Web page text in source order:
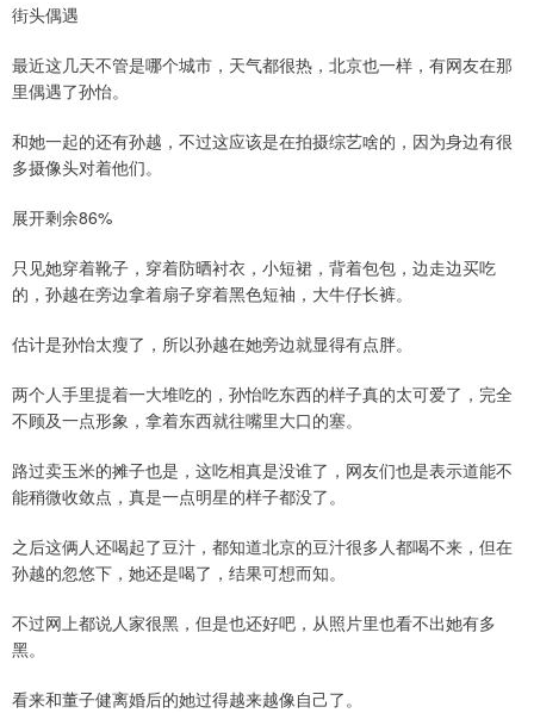
街头偶遇
最近这几天不管是哪个城市，天气都很热，北京也一样，有网友在那
里偶遇了孙怡。
和她一起的还有孙越，不过这应该是在拍摄综艺啥的，因为身边有很
多摄像头对着他们。
展开剩余86%
只见她穿着靴子，穿着防晒衬衣，小短裙，背着包包，边走边买吃
的，孙越在旁边拿着扇子穿着黑色短袖，大牛仔长裤。
估计是孙怡太瘦了，所以孙越在她旁边就显得有点胖。
两个人手里提着一大堆吃的，孙怡吃东西的样子真的太可爱了，完全
不顾及一点形象，拿着东西就往嘴里大口的塞。
路过卖玉米的摊子也是，这吃相真是没谁了，网友们也是表示道能不
能稍微收敛点，真是一点明星的样子都没了。
之后这俩人还喝起了豆汁，都知道北京的豆汁很多人都喝不来，但在
孙越的忽悠下，她还是喝了，结果可想而知。
不过网上都说人家很黑，但是也还好吧，从照片里也看不出她有多
黑。
看来和董子健离婚后的她过得越来越像自己了。